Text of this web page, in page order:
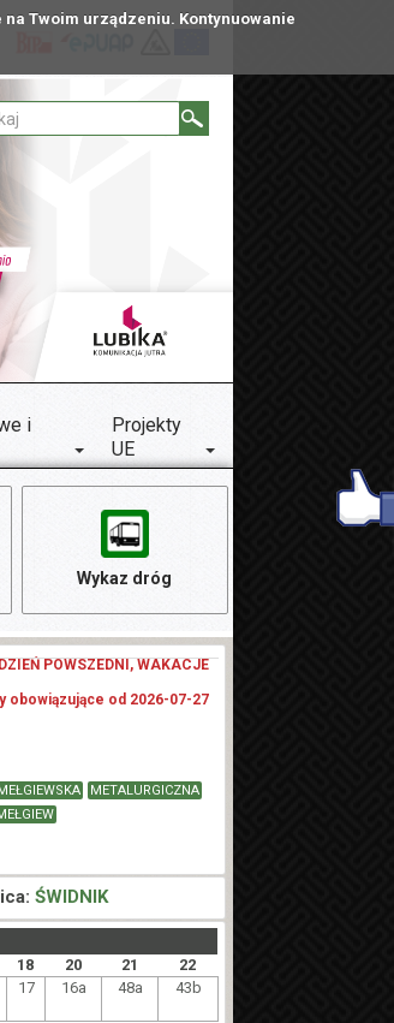
Twoim urządzeniu. Kontynuowanie
i
Projekty
UE
Wykaz dróg
DZIEŃ POWSZEDNI, WAKACJE
obowiązujące od 2026-07-27
MEŁGIEWSKA
METALURGICZNA
ŚWIDNIK
18 20 21 22
17 16a 48a 43b